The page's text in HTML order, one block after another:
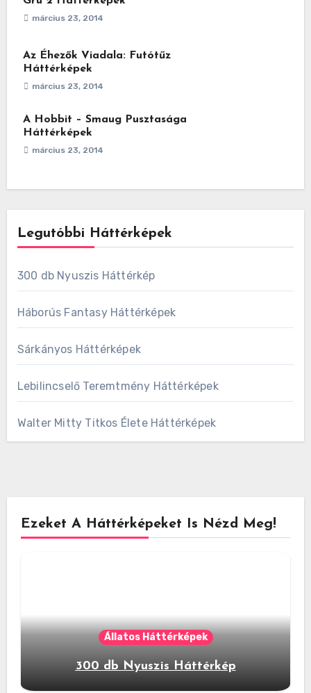
március 23, 2014
Az Éhezők Viadala: Futótűz
Háttérképek
március 23, 2014
A Hobbit – Smaug Pusztasága
Háttérképek
március 23, 2014
Legutóbbi Háttérképek
300 db Nyuszis Háttérkép
Háborús Fantasy Háttérképek
Sárkányos Háttérképek
Lebilincselő Teremtmény Háttérképek
Walter Mitty Titkos Élete Háttérképek
Ezeket A Háttérképeket Is Nézd Meg!
Állatos Háttérképek
300 db Nyuszis Háttérkép